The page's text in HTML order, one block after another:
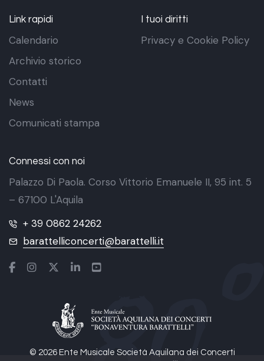
© 2026 Ente Musicale Società Aquilana dei Concerti
Link rapidi
Calendario
Archivio storico
Contatti
News
Comunicati stampa
I tuoi diritti
Privacy e Cookie Policy
Connessi con noi
Palazzo Di Paola. Corso Vittorio Emanuele II, 95 int. 5
– 67100 L'Aquila
+ 39 0862 24262
barattelliconcerti@barattelli.it